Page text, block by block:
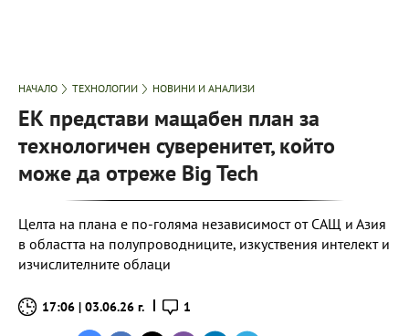
НАЧАЛО ТЕХНОЛОГИИ НОВИНИ И АНАЛИЗИ
ЕК представи мащабен план за
технологичен суверенитет, който
може да отреже Big Tech
Целта на плана е по-голяма независимост от САЩ и Азия
в областта на полупроводниците, изкуствения интелект и
изчислителните облаци
17:06 | 03.06.26 г. 1